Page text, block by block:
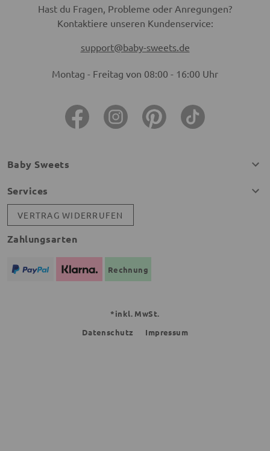
Hast du Fragen, Probleme oder Anregungen?
Kontaktiere unseren Kundenservice:
support@baby-sweets.de
Montag - Freitag von 08:00 - 16:00 Uhr
Baby Sweets
Services
VERTRAG WIDERRUFEN
Zahlungsarten
Rechnung
*inkl. MwSt.
Datenschutz
Impressum